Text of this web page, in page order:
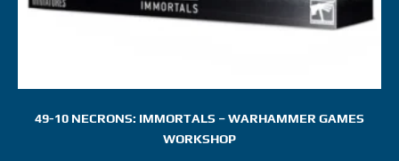
49-10 NECRONS: IMMORTALS – WARHAMMER GAMES
WORKSHOP